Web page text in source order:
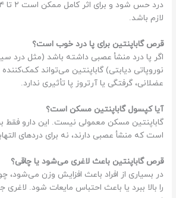
لازم باشد.
قرص گاباپنتین برای پا درد خوب است؟
اگر پا درد منشأ عصبی داشته باشد (مثل درد
نوروپاتی دیابتی) گاباپنتین می‌تواند کمک‌کننده
عضلانی، گرفتگی یا آرتروز پا تأثیری ندارد.
آیا کپسول گاباپنتین مسکن است؟
گاباپنتین مسکن معمولی نیست. این دارو فقط
است که منشأ عصبی دارند، نه برای دردهای
قرص گاباپنتین باعث لاغری می‌شود یا چاقی؟
در بسیاری از افراد باعث افزایش وزن
را بالا ببرد یا باعث احتباس مایعات شود.